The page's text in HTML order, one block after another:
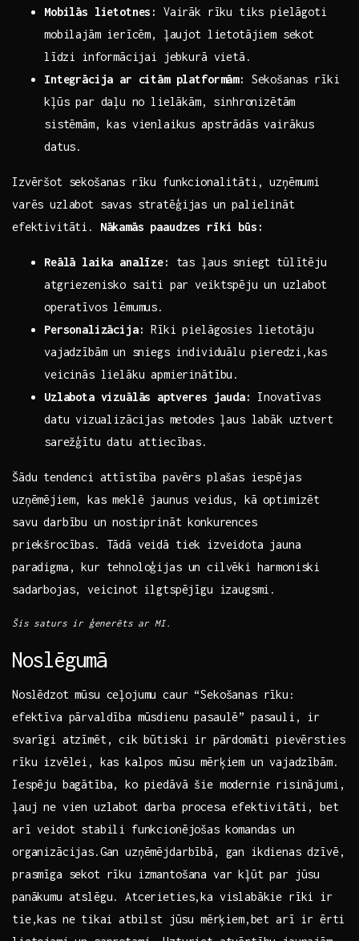
Mobilās lietotnes:
Vairāk ⁤rīku tiks pielāgoti
mobilajām⁢ ierīcēm, ļaujot lietotājiem ‌sekot
⁣līdzi informācijai jebkurā vietā.
Integrācija ar citām platformām:
Sekošanas rīki‍
kļūs par daļu⁣ no lielākām,⁢ sinhronizētām
sistēmām, kas vienlaikus apstrādās vairākus
datus.
Izvēršot sekošanas⁤ rīku funkcionalitāti, uzņēmumi
varēs uzlabot savas stratēģijas‌ un palielināt ​
efektivitāti. Nākamās paaudzes rīki būs:
Reālā laika analīze:
tas‌ ļaus sniegt ‍tūlītēju
atgriezenisko saiti par veiktspēju un uzlabot
operatīvos lēmumus.
Personalizācija: Rīki pielāgosies lietotāju
vajadzībām⁤ un sniegs individuālu⁣ pieredzi,kas
veicinās lielāku apmierinātību.
Uzlabota ‌vizuālās⁣ aptveres jauda:
Inovatīvas
datu⁢ vizualizācijas‌ metodes ļaus labāk uztvert ​
sarežģītu ‌datu attiecības.
Šādu tendenci ⁣attīstība ​pavērs plašas iespējas
uzņēmējiem, kas meklē jaunus⁤ veidus, kā optimizēt
savu darbību un⁣ nostiprināt konkurences
priekšrocības. Tādā veidā tiek‌ izveidota jauna
paradigma, kur tehnoloģijas un cilvēki harmoniski
sadarbojas, veicinot⁤ ilgtspējīgu izaugsmi.
Šis saturs ir ģenerēts ar​ MI.
Noslēgumā
Noslēdzot​ mūsu ceļojumu caur‌ “Sekošanas rīku:
efektīva pārvaldība mūsdienu pasaulē” pasauli, ir
svarīgi atzīmēt, cik ⁣būtiski ir pārdomāti pievērsties
rīku ‍izvēlei, kas kalpos mūsu mērķiem⁤ un vajadzībām.
Iespēju bagātība, ko‍ piedāvā šie modernie risinājumi,
ļauj ne vien uzlabot darba⁢ procesa efektivitāti, bet
arī veidot stabili funkcionējošas⁣ komandas un
organizācijas.Gan uzņēmējdarbībā, ‍gan ikdienas dzīvē,
prasmīga sekot rīku izmantošana var kļūt par jūsu
panākumu atslēgu. Atcerieties,ka vislabākie rīki ⁢ir
tie,kas ne⁤ tikai ⁣atbilst jūsu mērķiem,bet arī ir ērti